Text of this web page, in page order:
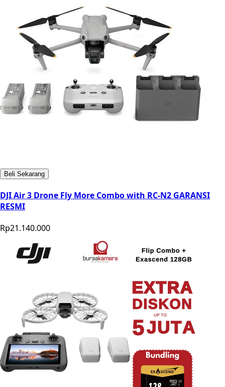
Beli Sekarang
DJI Air 3 Drone Fly More Combo with RC-N2 GARANSI
RESMI
Rp21.140.000